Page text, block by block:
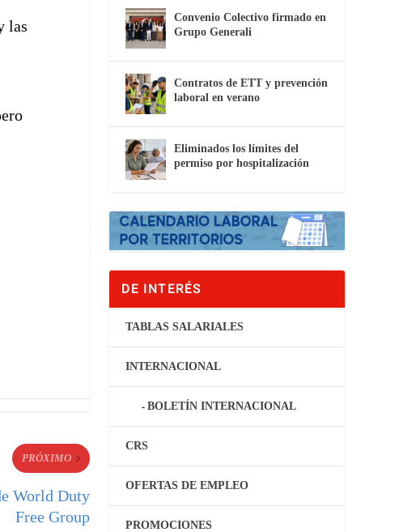
las
PRÓXIMO
World Duty
Free Group
Convenio Colectivo firmado en
Grupo Generali
Contratos de ETT y prevención
laboral en verano
Eliminados los límites del
permiso por hospitalización
DE INTERÉS
TABLAS SALARIALES
INTERNACIONAL
BOLETÍN INTERNACIONAL
CRS
OFERTAS DE EMPLEO
PROMOCIONES